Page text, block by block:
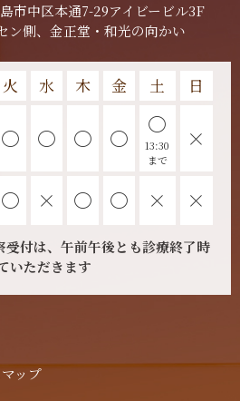
市中区本通7-29アイビービル3F
ン側、金正堂・和光の向かい
火 水 木 金 土 日
〇 〇 〇 〇
〇
13:30
まで
×
〇 × 〇 〇 × ×
受付は、午前午後とも診療終了時
いただきます
ップ